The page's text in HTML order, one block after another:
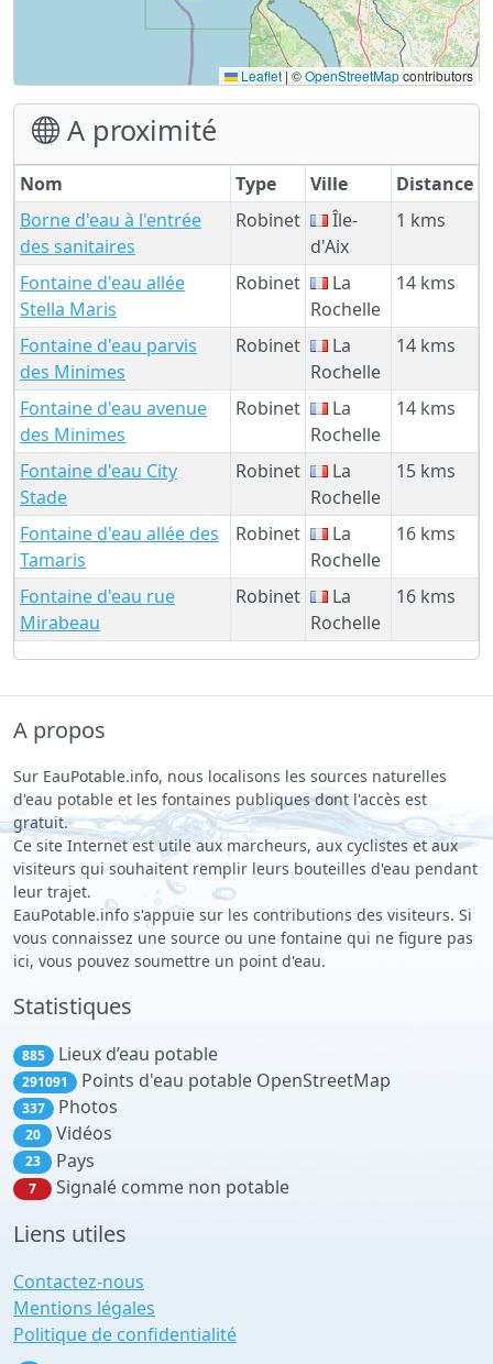
Leaflet | ©OpenStreetMapcontributors
A proximité
Nom Type Ville
Distance
Borne d'eau à l'entrée
des sanitaires
Robinet
Île-
d'Aix
1 kms
Fontaine d'eau allée
Stella Maris
Robinet
La
Rochelle
14 kms
Fontaine d'eau parvis
des Minimes
Robinet
La
Rochelle
14 kms
Fontaine d'eau avenue
des Minimes
Robinet
La
Rochelle
14 kms
Fontaine d'eau City
Stade
Robinet
La
Rochelle
15 kms
Fontaine d'eau allée des
Tamaris
Robinet
La
Rochelle
16 kms
Fontaine d'eau rue
Mirabeau
Robinet
La
Rochelle
16 kms
A propos
Sur EauPotable.info, nous localisons les sources naturelles
d'eau potable et les fontaines publiques dont l'accès est
gratuit.
Ce site Internet est utile aux marcheurs, aux cyclistes et aux
visiteurs qui souhaitent remplir leurs bouteilles d'eau pendant
leur trajet.
EauPotable.info s'appuie sur les contributions des visiteurs. Si
vous connaissez une source ou une fontaine qui ne figure pas
ici, vous pouvez soumettre un point d'eau.
Statistiques
885 Lieux d’eau potable
291091 Points d'eau potable OpenStreetMap
337 Photos
20 Vidéos
23 Pays
7 Signalé comme non potable
Liens utiles
Contactez-nous
Mentions légales
Politique de confidentialité